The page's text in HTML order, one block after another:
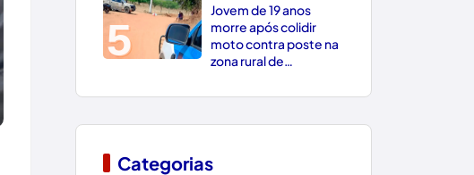
5
Jovem de 19 anos
morre após colidir
moto contra poste na
zona rural de
Categorias